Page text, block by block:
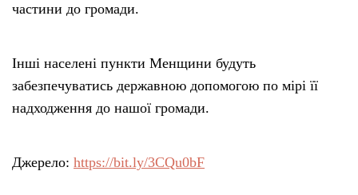
частини до громади.
Інші населені пункти Менщини будуть
забезпечуватись державною допомогою по мірі її
надходження до нашої громади.
Джерело: https://bit.ly/3CQu0bF